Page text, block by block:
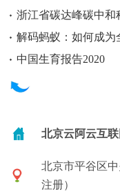
浙江省碳达峰碳中和
解码蚂蚁：如何成为
中国生育报告2020
北京云阿云互
北京市平谷区
注册）